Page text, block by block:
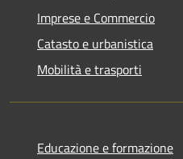
Imprese e Commercio
Catasto e urbanistica
Mobilità e trasporti
Educazione e formazione